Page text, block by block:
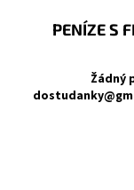
PENÍZE S
Žádný